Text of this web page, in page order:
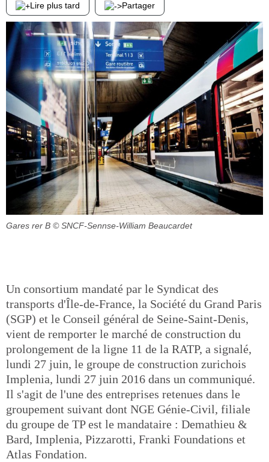
Lire plus tard Partager
Gares rer B © SNCF-Sennse-William Beaucardet
Un consortium mandaté par le Syndicat des
transports d'Île-de-France, la Société du Grand Paris
(SGP) et le Conseil général de Seine-Saint-Denis,
vient de remporter le marché de construction du
prolongement de la ligne 11 de la RATP, a signalé,
lundi 27 juin, le groupe de construction zurichois
Implenia, lundi 27 juin 2016 dans un communiqué.
Il s'agit de l'une des entreprises retenues dans le
groupement suivant dont NGE Génie-Civil, filiale
du groupe de TP est le mandataire : Demathieu &
Bard, Implenia, Pizzarotti, Franki Foundations et
Atlas Fondation.